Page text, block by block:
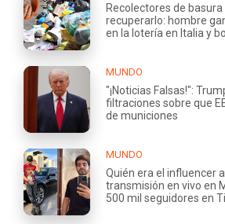
Recolectores de
recuperarlo: hombre
en la lotería en Italia y
MUNDO
"¡Noticias Falsas!":
filtraciones sobre que
de municiones
MUNDO
Quién era el influencer
transmisión en vivo en
500 mil seguidores en